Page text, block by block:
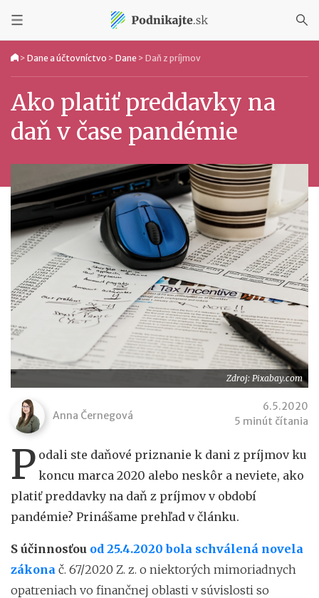
> Dane a účtovníctvo > Dane > Daň z príjmov
Ako platiť preddavky na
daň v čase pandémie
Zdroj: Pixabay.com
Anna Černegová
6.5.2020
5 minút čítania
P odali ste daňové priznanie k dani z príjmov ku
koncu marca 2020 alebo neskôr a neviete, ako
platiť preddavky na daň z príjmov v období
pandémie? Prinášame prehľad v článku.
S účinnosťou od 25.4.2020 bola schválená novela
zákona č. 67/2020 Z. z. o niektorých mimoriadnych
opatreniach vo finančnej oblasti v súvislosti so